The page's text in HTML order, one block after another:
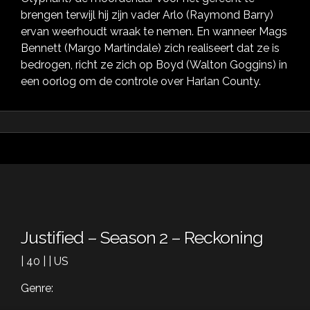
brengen terwijl hij zijn vader Arlo (Raymond Barry)
ervan weerhoudt wraak te nemen. En wanneer Mags
Bennett (Margo Martindale) zich realiseert dat ze is
bedrogen, richt ze zich op Boyd (Walton Goggins) in
een oorlog om de controle over Harlan County.
Justified – Season 2 – Reckoning
| 40 | | US
Genre: